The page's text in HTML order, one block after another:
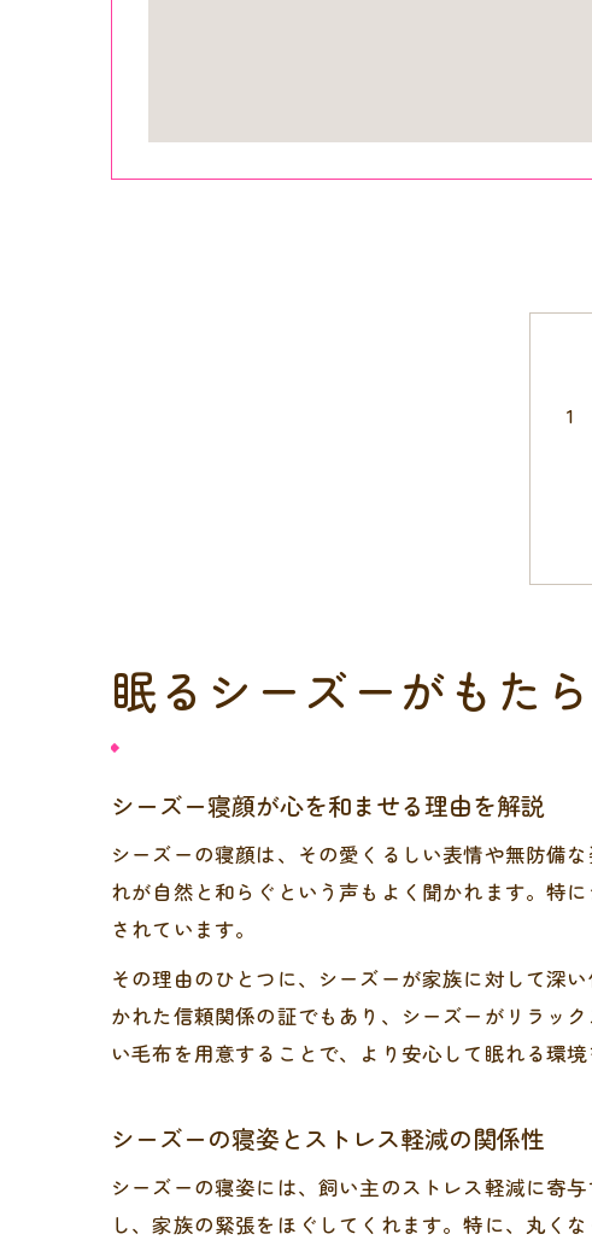
眠るシーズーがもた
シーズー寝顔が心を和ませる理由を解説
シーズーの寝顔は、その愛くるしい表情や無防備
れが自然と和らぐという声もよく聞かれます。特
されています。
その理由のひとつに、シーズーが家族に対して深
かれた信頼関係の証でもあり、シーズーがリラッ
い毛布を用意することで、より安心して眠れる環境
シーズーの寝姿とストレス軽減の関係性
シーズーの寝姿には、飼い主のストレス軽減に寄
し、家族の緊張をほぐしてくれます。特に、丸く